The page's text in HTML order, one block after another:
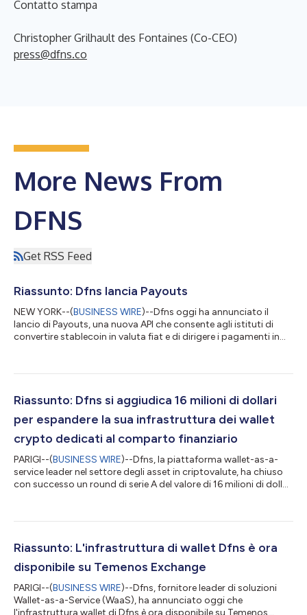
Contatto stampa
Christopher Grilhault des Fontaines (Co-CEO)
press@dfns.co
More News From
DFNS
Get RSS Feed
Riassunto: Dfns lancia Payouts
NEW YORK--(BUSINESS WIRE)--Dfns oggi ha annunciato il
lancio di Payouts, una nuova API che consente agli istituti di
convertire stablecoin in valuta fiat e di dirigere i pagamenti in
uscita a binario unico Oggi, la maggior parte delle fintech e
pagamento nella loro infrastruttura o si basa su modelli integr...
Riassunto: Dfns si aggiudica 16 milioni di dollari
per espandere la sua infrastruttura dei wallet
crypto dedicati al comparto finanziario
PARIGI--(BUSINESS WIRE)--Dfns, la piattaforma wallet-as-a-
service leader nel settore degli asset in criptovalute, ha chiuso
con successo un round di serie A del valore di 16 milioni di dollari
visto la partecipazione anche di investitori storici del calibro di
oltre a nuovi finanziatori come Motive Partners, Winte...
Riassunto: L'infrastruttura di wallet Dfns è ora
disponibile su Temenos Exchange
PARIGI--(BUSINESS WIRE)--Dfns, fornitore leader di soluzioni
Wallet-as-a-Service (WaaS), ha annunciato oggi che
l'infrastruttura wallet di Dfns è ora disponibile su Temenos